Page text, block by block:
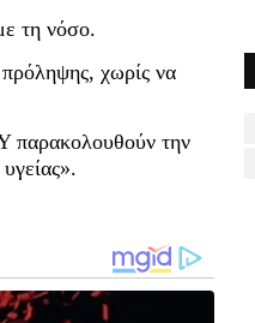
τη νόσο.
πρόληψης, χωρίς να
παρακολουθούν την